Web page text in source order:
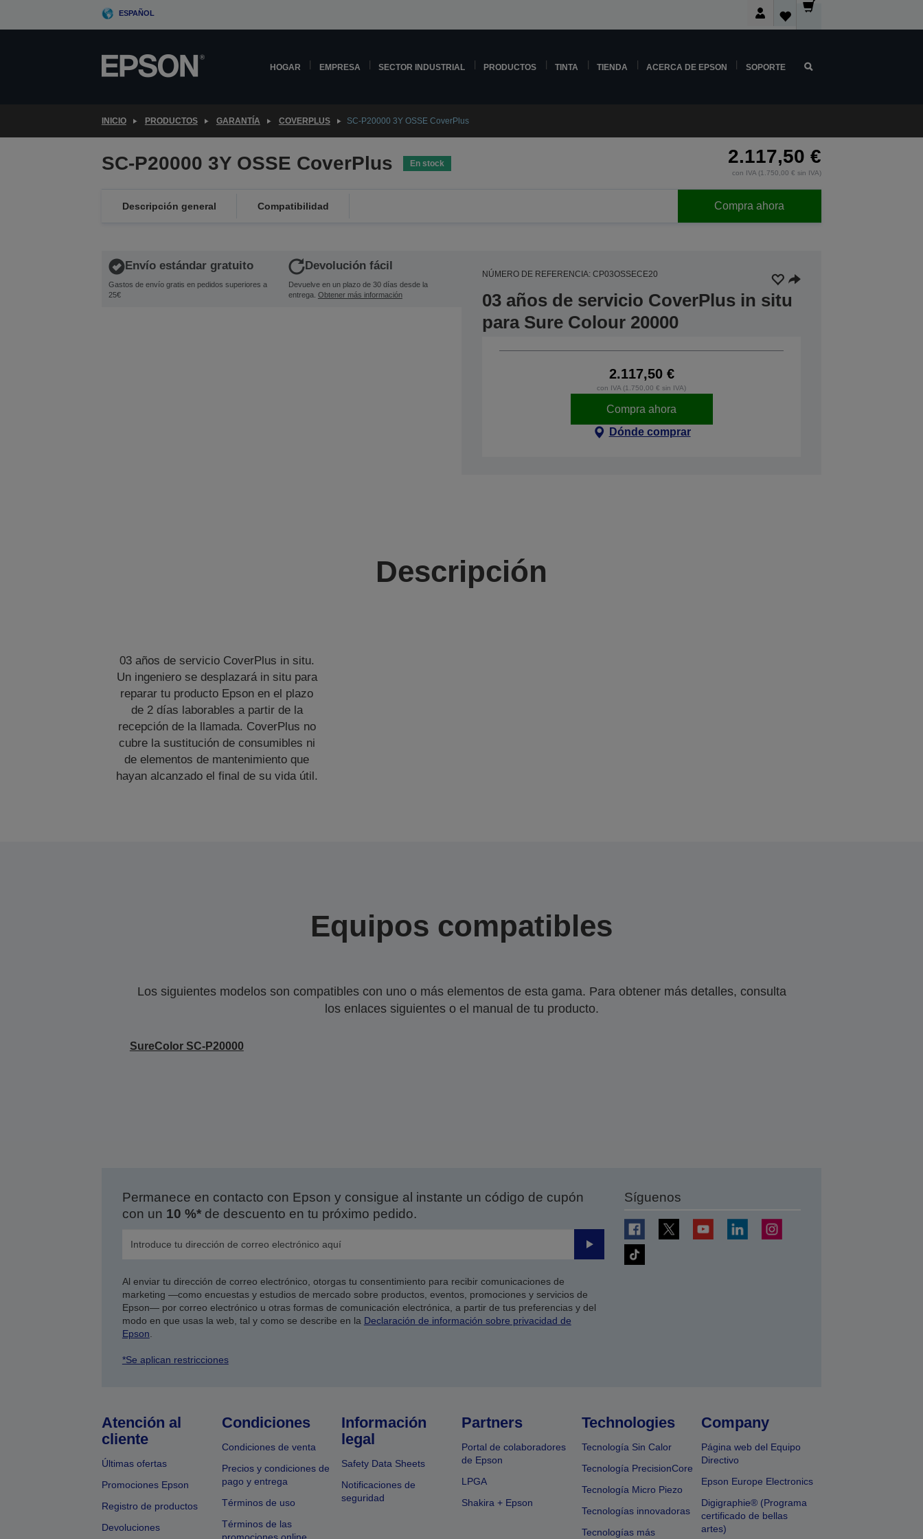
ESPAÑOL
HOGAR EMPRESA SECTOR INDUSTRIAL PRODUCTOS TINTA TIENDA ACERCA DE EPSON SOPORTE
INICIO PRODUCTOS GARANTÍA COVERPLUS SC-P20000 3Y OSSE CoverPlus
SC-P20000 3Y OSSE CoverPlus En stock 2.117,50 €
con IVA (1.750,00 € sin IVA)
Descripción general Compatibilidad Compra ahora
Envío estándar gratuito
Gastos de envío gratis en pedidos superiores a
25€
Devolución fácil
Devuelve en un plazo de 30 días desde la
entrega. Obtener más información
NÚMERO DE REFERENCIA: CP03OSSECE20
03 años de servicio CoverPlus in situ
para Sure Colour 20000
2.117,50 €
con IVA (1.750,00 € sin IVA)
Compra ahora
Dónde comprar
Descripción
03 años de servicio CoverPlus in situ.
Un ingeniero se desplazará in situ para
reparar tu producto Epson en el plazo
de 2 días laborables a partir de la
recepción de la llamada. CoverPlus no
cubre la sustitución de consumibles ni
de elementos de mantenimiento que
hayan alcanzado el final de su vida útil.
Equipos compatibles
Los siguientes modelos son compatibles con uno o más elementos de esta gama. Para obtener más detalles, consulta
los enlaces siguientes o el manual de tu producto.
SureColor SC-P20000
Permanece en contacto con Epson y consigue al instante un código de cupón
con un 10 %*de descuento en tu próximo pedido.
Enviar
Al enviar tu dirección de correo electrónico, otorgas tu consentimiento para recibir comunicaciones de
marketing —como encuestas y estudios de mercado sobre productos, eventos, promociones y servicios de
Epson— por correo electrónico u otras formas de comunicación electrónica, a partir de tus preferencias y del
modo en que usas la web, tal y como se describe en la Declaración de información sobre privacidad de
Epson
*Se aplican restricciones
Síguenos
Atención al
cliente
Últimas ofertas
Promociones Epson
Registro de productos
Devoluciones
Condiciones
Condiciones de venta
Precios y condiciones de
pago y entrega
Términos de uso
Términos de las
Información
legal
Safety Data Sheets
Notificaciones de
seguridad
Partners
Portal de colaboradores
de Epson
LPGA
Shakira + Epson
Technologies
Tecnología Sin Calor
Tecnología PrecisionCore
Tecnología Micro Piezo
Tecnologías innovadoras
Tecnologías más
Company
Página web del Equipo
Directivo
Epson Europe Electronics
Digigraphie® (Programa
certificado de bellas
artes)